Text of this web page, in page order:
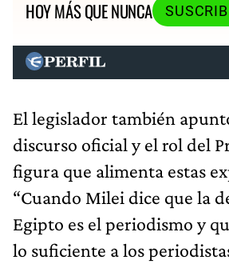
HOY MÁS QUE NUNCA
El legislador también
discurso oficial y el rol del
figura que alimenta estas
“Cuando Milei dice que la
Egipto es el periodismo y
lo suficiente a los